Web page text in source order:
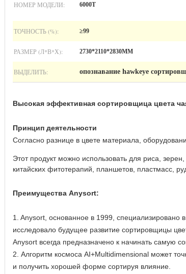
НОМЕР МОДЕЛИ: 6000Т
ТОЧНОСТЬ (%): ≥99
РАЗМЕР (Л*В*Х): 2730*2110*2830ММ
ВЫДЕЛИТЬ: опознавание hawkeye
Высокая эффективная сортировщица цвета
Принцип деятельности
Согласно разнице в цвете материала,
Этот продукт можно использовать для риса,
китайских фитотерапий, планшетов, пластмасс,
Преимущества Anysort:
1. Anysort, основанное в 1999, специализировано
исследовало будущее развитие сортировщицы
Anysort всегда предназначено к начинать самую
2. Алгоритм космоса AI+Multidimensional может
и получить хорошей форме сортируя влияние.